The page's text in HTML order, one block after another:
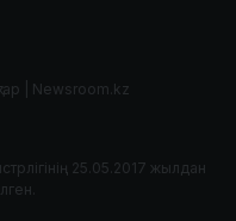
| Newsroom.kz
25.05.2017 жылдан